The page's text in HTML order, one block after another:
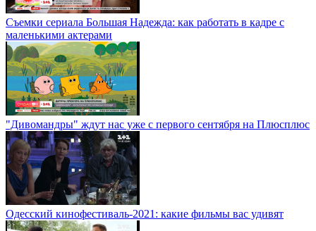
Съемки сериала Большая Надежда: как работать в кадре с
маленькими актерами
"Дивомандры" ждут нас уже с первого сентября на Плюсплюс
Одесский кинофестиваль-2021: какие фильмы вас удивят